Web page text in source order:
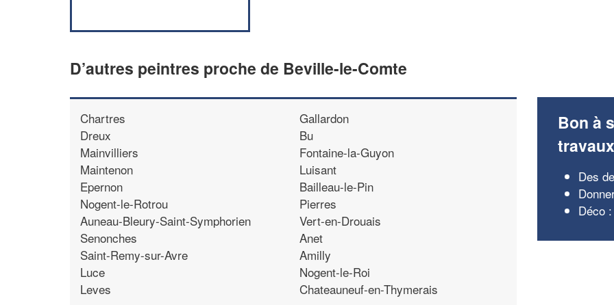
D’autres peintres proche de Beville-le-Comte
Chartres
Dreux
Mainvilliers
Maintenon
Epernon
Nogent-le-Rotrou
Auneau-Bleury-Saint-Symphorien
Senonches
Saint-Remy-sur-Avre
Luce
Leves
Gallardon
Bu
Fontaine-la-Guyon
Luisant
Bailleau-le-Pin
Pierres
Vert-en-Drouais
Anet
Amilly
Nogent-le-Roi
Chateauneuf-en-Thymerais
Bon à
travaux
Des
Déco